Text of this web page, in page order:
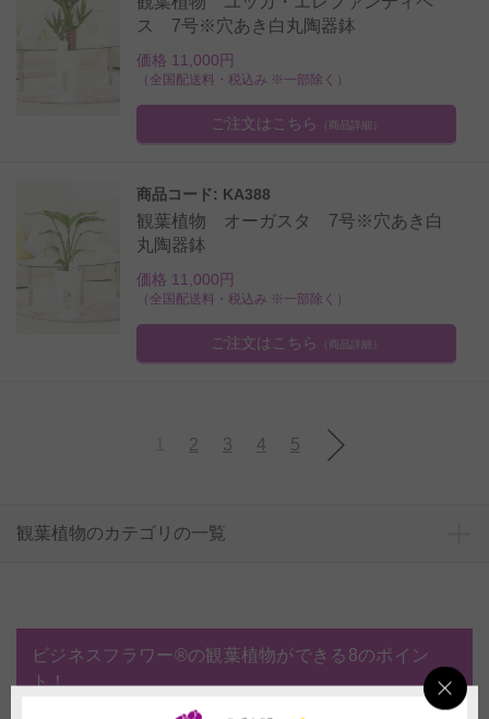
ス 7号※穴あき白丸陶器鉢
価格 11,000円
（全国配送料・税込み ※一部除く）
ご注文はこちら （商品詳細）
商品コード: KA388
観葉植物 オーガスタ 7号※穴あき白
丸陶器鉢
価格 11,000円
（全国配送料・税込み ※一部除く）
ご注文はこちら （商品詳細）
2 3 4 5
観葉植物のカテゴリの一覧
ビジネスフラワー®の観葉植物ができる8のポイン
ト！